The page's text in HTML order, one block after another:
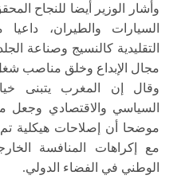
وأشار الوزير أيضا للنجاح
السيارات والطيران،
التقليدية كالنسيج وصناعة
مجال الإبداع وخلق مناصب
وقال إن المغرب يتبنى
السياسي والاقتصادي وجعل من
موضحا أن إصلاحات هيكلية تم
مع إكراهات المنافسة
الوطني في الفضاء الدولي.